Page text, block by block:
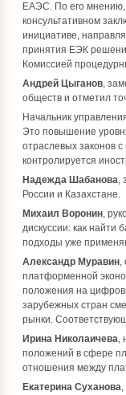
ЕАЭС. По его мнению,
консультативном
инициативе,
принятия ЕЭК
Комиссией
Андрей Цыганов,
обществ и отметил
Начальник
Это повышение
отраслевых законов
контролируется
Надежда Шабанова,
России и Казахстане.
Михаил Воронин,
дискуссии: как
подходы уже
Александр Муравин,
платформенной
положения на
зарубежных стран
рынки.
Ирина Николаичева,
положений в сфере
отношения между
Екатерина Суханова